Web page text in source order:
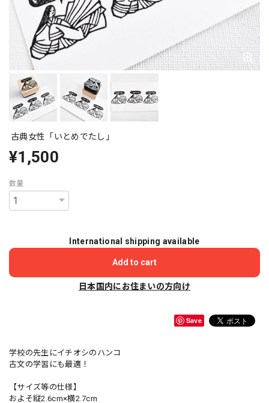
古典女性「いとめでたし」
¥1,500
数量
International shipping available
Add to cart
日本国内にお住まいの方向け
Save
学校の先生にイチオシのハンコ
古文の学習にも最適！
【サイズ等の仕様】
およそ縦2.6cm×横2.7cm